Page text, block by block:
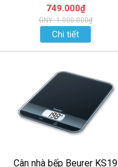
749.000₫
GNY: 1.000.000₫
Chi tiết
Cân nhà bếp Beurer KS19